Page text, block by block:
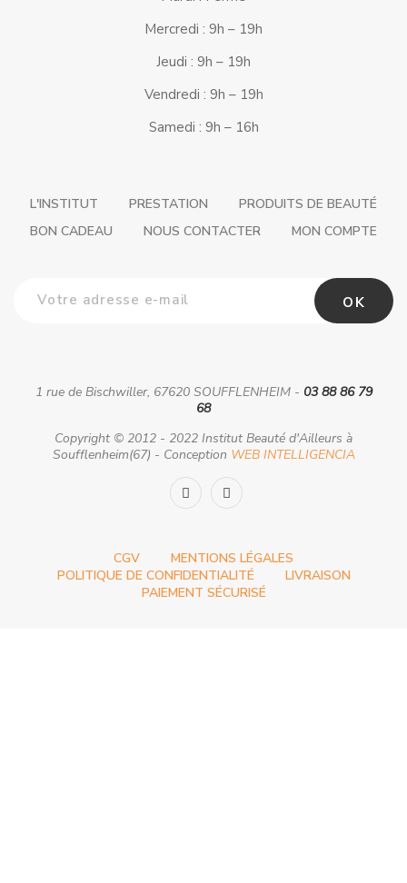
Mercredi : 9h – 19h
Jeudi : 9h – 19h
Vendredi : 9h – 19h
Samedi : 9h – 16h
L'INSTITUT PRESTATION
PRODUITS DE BEAUTÉ
BON CADEAU
NOUS CONTACTER MON COMPTE
1 rue de Bischwiller, 67620 SOUFFLENHEIM - 03 88 86 79
68
Copyright © 2012 - 2022 Institut Beauté d'Ailleurs à
Soufflenheim(67) - Conception WEB INTELLIGENCIA
CGV
MENTIONS LÉGALES
POLITIQUE DE CONFIDENTIALITÉ
LIVRAISON
PAIEMENT SÉCURISÉ